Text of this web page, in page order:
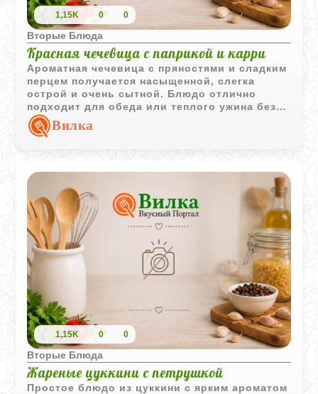
1,15K 0 0
Вторые Блюда
Красная чечевица с паприкой и карри
Ароматная чечевица с пряностями и сладким
перцем получается насыщенной, слегка
острой и очень сытной. Блюдо отлично
подходит для обеда или теплого ужина без
мяса.Вилка
1,15K 0 0
Вторые Блюда
Жареные цуккини с петрушкой
Простое блюдо из цуккини с ярким ароматом